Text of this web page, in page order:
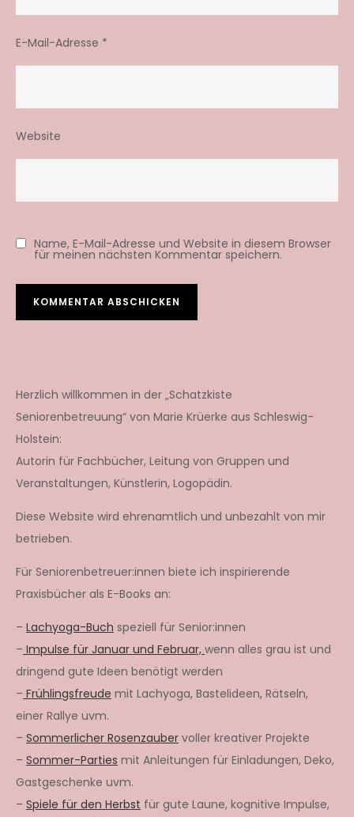
E-Mail-Adresse *
Website
Name, E-Mail-Adresse und Website in diesem Browser
für meinen nächsten Kommentar speichern.
Herzlich willkommen in der „Schatzkiste
Seniorenbetreuung“ von Marie Krüerke aus Schleswig-
Holstein:
Autorin für Fachbücher, Leitung von Gruppen und
Veranstaltungen, Künstlerin, Logopädin.
Diese Website wird ehrenamtlich und unbezahlt von mir
betrieben.
Für Seniorenbetreuer:innen biete ich inspirierende
Praxisbücher als E-Books an:
– Lachyoga-Buch speziell für Senior:innen
– Impulse für Januar und Februar, wenn alles grau ist und
dringend gute Ideen benötigt werden
– Frühlingsfreude mit Lachyoga, Bastelideen, Rätseln,
einer Rallye uvm.
– Sommerlicher Rosenzauber voller kreativer Projekte
– Sommer-Parties mit Anleitungen für Einladungen, Deko,
Gastgeschenke uvm.
– Spiele für den Herbst für gute Laune, kognitive Impulse,